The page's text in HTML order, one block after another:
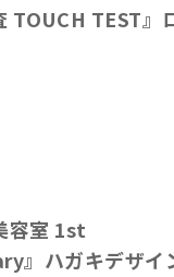
TOUCH TEST』
容室 1st
』ハガキデザイ